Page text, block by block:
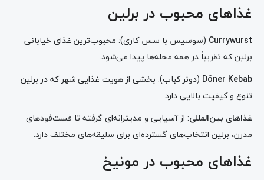
غذاهای محبوب در برلین
Currywurst (سوسیس با سس کاری): محبوب‌ترین غذای خیابانی
برلین که تقریباً در همه محله‌ها پیدا می‌شود.
Döner Kebab (دونر کباب): بخشی از هویت غذایی شهر که در برلین
تنوع و کیفیت بالایی دارد.
غذاهای بین‌المللی: از آسیایی و مدیترانه‌ای گرفته تا فست‌فودهای
مدرن، برلین انتخاب‌های گسترده‌ای برای سلیقه‌های مختلف دارد.
غذاهای محبوب در مونیخ